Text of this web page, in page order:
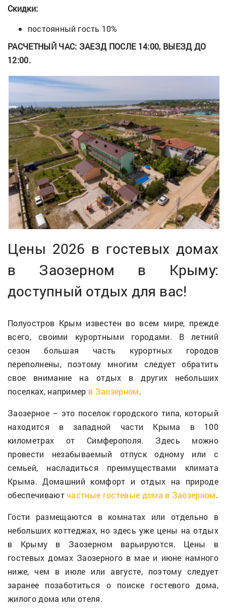
Скидки:
постоянный гость 10%
РАСЧЕТНЫЙ ЧАС: ЗАЕЗД ПОСЛЕ 14:00, ВЫЕЗД ДО
12:00.
Цены 2026 в гостевых домах
в Заозерном в Крыму:
доступный отдых для вас!
Полуостров Крым известен во всем мире, прежде
всего, своими курортными городами. В летний
сезон большая часть курортных городов
переполнены, поэтому многим следует обратить
свое внимание на отдых в других небольших
поселках, например в Заозерном.
Заозерное – это поселок городского типа, который
находится в западной части Крыма в 100
километрах от Симферополя. Здесь можно
провести незабываемый отпуск одному или с
семьей, насладиться преимуществами климата
Крыма. Домашний комфорт и отдых на природе
обеспечивают частные гостевые дома в Заозерном.
Гости размещаются в комнатах или отдельно в
небольших коттеджах, но здесь уже цены на отдых
в Крыму в Заозерном варьируются. Цены в
гостевых домах Заозерного в мае и июне намного
ниже, чем в июле или августе, поэтому следует
заранее позаботиться о поиске гостевого дома,
жилого дома или отеля.